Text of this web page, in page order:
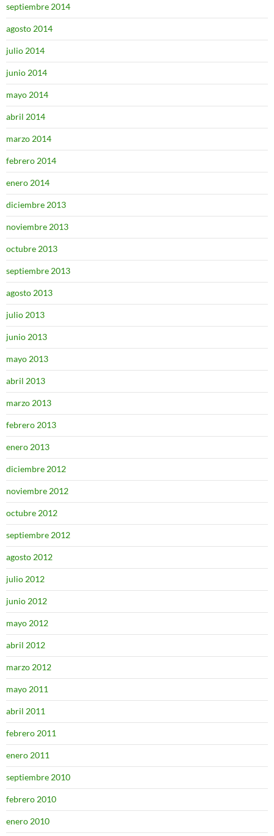
septiembre 2014
agosto 2014
julio 2014
junio 2014
mayo 2014
abril 2014
marzo 2014
febrero 2014
enero 2014
diciembre 2013
noviembre 2013
octubre 2013
septiembre 2013
agosto 2013
julio 2013
junio 2013
mayo 2013
abril 2013
marzo 2013
febrero 2013
enero 2013
diciembre 2012
noviembre 2012
octubre 2012
septiembre 2012
agosto 2012
julio 2012
junio 2012
mayo 2012
abril 2012
marzo 2012
mayo 2011
abril 2011
febrero 2011
enero 2011
septiembre 2010
febrero 2010
enero 2010